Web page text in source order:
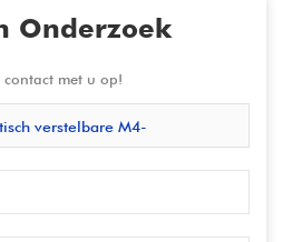
Onderzoek
contact met u op!
verstelbare M4-
PIN-oplaaddockstation voor